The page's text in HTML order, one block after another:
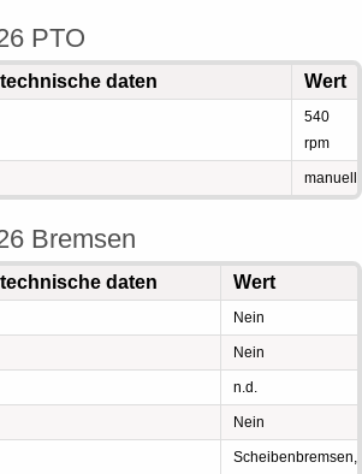
PTO
daten Wert
540
rpm
manuell
Bremsen
daten Wert
Nein
Nein
n.d.
Nein
Scheibenbremsen,